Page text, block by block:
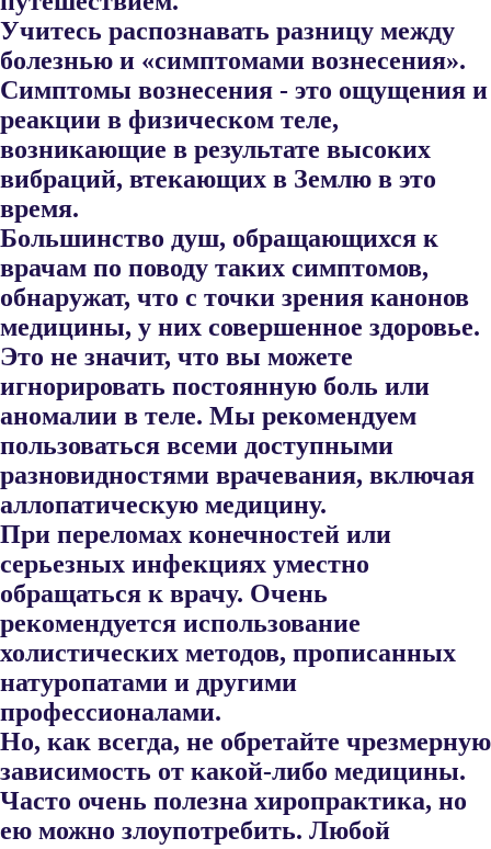
Учитесь распознавать разницу между
болезнью и «симптомами воз​несения».
Симптомы вознесения - это ощущения и
реакции в физи​ческом теле,
возникающие в результате высоких
вибраций, втекающих в Землю в это
время.
Большинство душ, обращающихся к
врачам по поводу таких симптомов,
обнаружат, что с точки зрения канонов
ме​дицины, у них совершенное здоровье.
Это не значит, что вы можете
игнорировать постоянную боль или
аномалии в теле. Мы рекомендуем
пользоваться всеми доступными
разновидностями врачевания, включая
аллопатическую медицину.
При переломах конечностей или
серьезных инфекциях уместно
обращаться к врачу. Очень
рекомендуется использование
холистических методов, прописанных
натуропатами и другими
профессионалами.
Но, как всегда, не обретайте чрезмерную
зависимость от какой-либо медицины.
Часто очень полезна хиропрак​тика, но
ею можно злоупотребить. Любой